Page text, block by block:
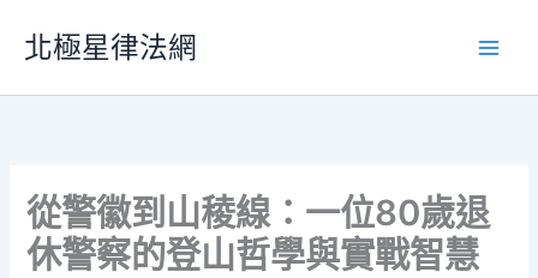
要
北極星律法網
從警徽到山稜線：一位80歲退
休警察的登山哲學與實戰智慧